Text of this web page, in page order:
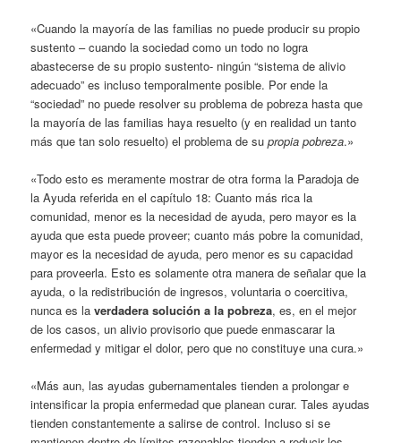
«Cuando la mayoría de las familias no puede producir su propio
sustento – cuando la sociedad como un todo no logra
abastecerse de su propio sustento- ningún “sistema de alivio
adecuado” es incluso temporalmente posible. Por ende la
“sociedad” no puede resolver su problema de pobreza hasta que
la mayoría de las familias haya resuelto (y en realidad un tanto
más que tan solo resuelto) el problema de supropia pobreza.»
«Todo esto es meramente mostrar de otra forma la Paradoja de
la Ayuda referida en el capítulo 18: Cuanto más rica la
comunidad, menor es la necesidad de ayuda, pero mayor es la
ayuda que esta puede proveer; cuanto más pobre la comunidad,
mayor es la necesidad de ayuda, pero menor es su capacidad
para proveerla. Esto es solamente otra manera de señalar que la
ayuda, o la redistribución de ingresos, voluntaria o coercitiva,
nunca es laverdadera solución a la pobreza, es, en el mejor
de los casos, un alivio provisorio que puede enmascarar la
enfermedad y mitigar el dolor, pero que no constituye una cura.»
«Más aun, las ayudas gubernamentales tienden a prolongar e
intensificar la propia enfermedad que planean curar. Tales ayudas
tienden constantemente a salirse de control. Incluso si se